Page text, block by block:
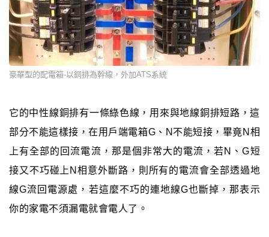
豪華型的配電箱-以銅排為幹線，外加ATS系統
它的中性線銅排有一條綠色線，用來與地線銅排短路，這
部分不能這樣接，在用戶端電箱G、N不能短接，畢竟N相
上有全部的回流電流，那是個非常大的電流，若N、G短
接又不巧碰上N相意外斷路，則所有的電流會全部透過地
線G流回電源處，若這麼不巧的連地線G也斷掉，那表示
你的家電不須漏電就會電人了。